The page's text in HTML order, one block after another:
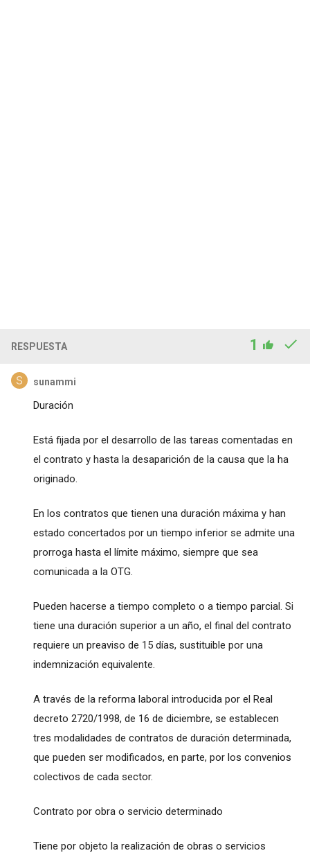
RESPUESTA 1
sunammi
Duración
Está fijada por el desarrollo de las tareas comentadas en
el contrato y hasta la desaparición de la causa que la ha
originado.
En los contratos que tienen una duración máxima y han
estado concertados por un tiempo inferior se admite una
prorroga hasta el límite máximo, siempre que sea
comunicada a la OTG.
Pueden hacerse a tiempo completo o a tiempo parcial. Si
tiene una duración superior a un año, el final del contrato
requiere un preaviso de 15 días, sustituible por una
indemnización equivalente.
A través de la reforma laboral introducida por el Real
decreto 2720/1998, de 16 de diciembre, se establecen
tres modalidades de contratos de duración determinada,
que pueden ser modificados, en parte, por los convenios
colectivos de cada sector.
Contrato por obra o servicio determinado
Tiene por objeto la realización de obras o servicios